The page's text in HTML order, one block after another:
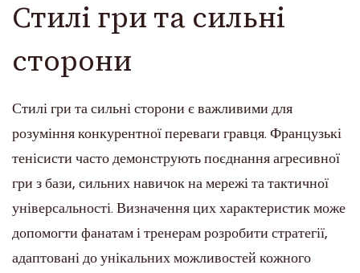
Стилі гри та сильні
сторони
Стилі гри та сильні сторони є важливими для
розуміння конкурентної переваги гравця. Французькі
тенісисти часто демонструють поєднання агресивної
гри з бази, сильних навичок на мережі та тактичної
універсальності. Визначення цих характеристик може
допомогти фанатам і тренерам розробити стратегії,
адаптовані до унікальних можливостей кожного